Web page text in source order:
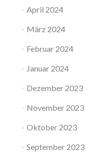
April 2024
März 2024
Februar 2024
Januar 2024
Dezember 2023
November 2023
Oktober 2023
September 2023